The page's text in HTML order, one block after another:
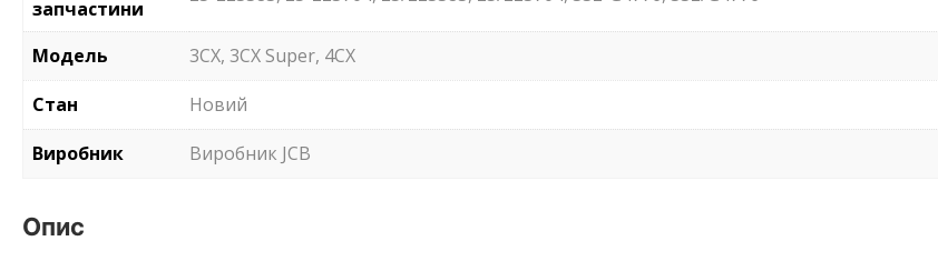
запчастини
Модель
3CX, 3CX Super, 4CX
Стан
Новий
Виробник
Виробник JCB
Опис